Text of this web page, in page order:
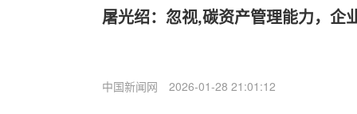
屠光绍：忽视,碳资产管理能力，企
中国新闻网 2026-01-28 21:01:12